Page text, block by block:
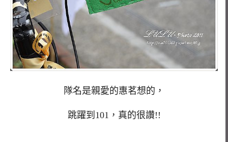
隊名是親愛的惠茗想的，
跳躍到101，真的很讚!!